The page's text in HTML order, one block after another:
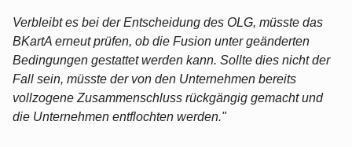
Verbleibt es bei der Entscheidung des OLG, müsste das
BKartA erneut prüfen, ob die Fusion unter geänderten
Bedingungen gestattet werden kann. Sollte dies nicht der
Fall sein, müsste der von den Unternehmen bereits
vollzogene Zusammenschluss rückgängig gemacht und
die Unternehmen entflochten werden."